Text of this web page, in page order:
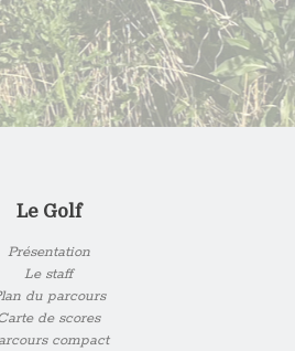
Le Golf
Présentation
Le staff
du parcours
de scores
compact